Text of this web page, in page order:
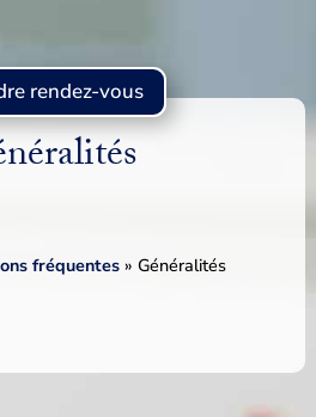
fréquentes» Généralités
rendez-vous